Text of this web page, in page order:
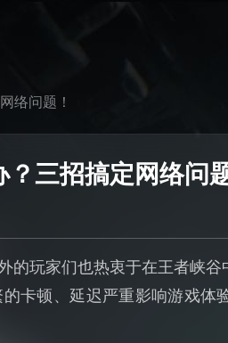
络问题！
三招搞定网络问
的玩家们也热衷于在王者峡谷
卡顿、延迟严重影响游戏体